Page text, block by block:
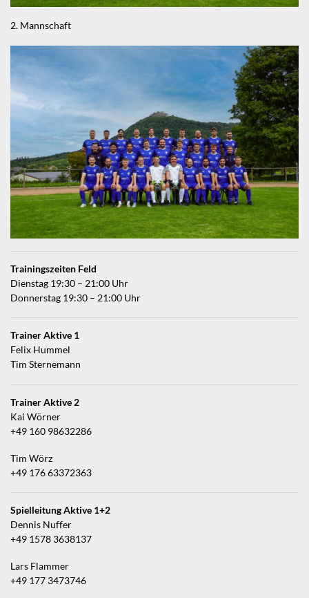
2. Mannschaft
Trainingszeiten Feld
Dienstag 19:30 – 21:00 Uhr
Donnerstag 19:30 – 21:00 Uhr
Trainer Aktive 1
Felix Hummel
Tim Sternemann
Trainer Aktive 2
Kai Wörner
+49 160 98632286
Tim Wörz
+49 176 63372363
Spielleitung Aktive 1+2
Dennis Nuffer
+49 1578 3638137
Lars Flammer
+49 177 3473746